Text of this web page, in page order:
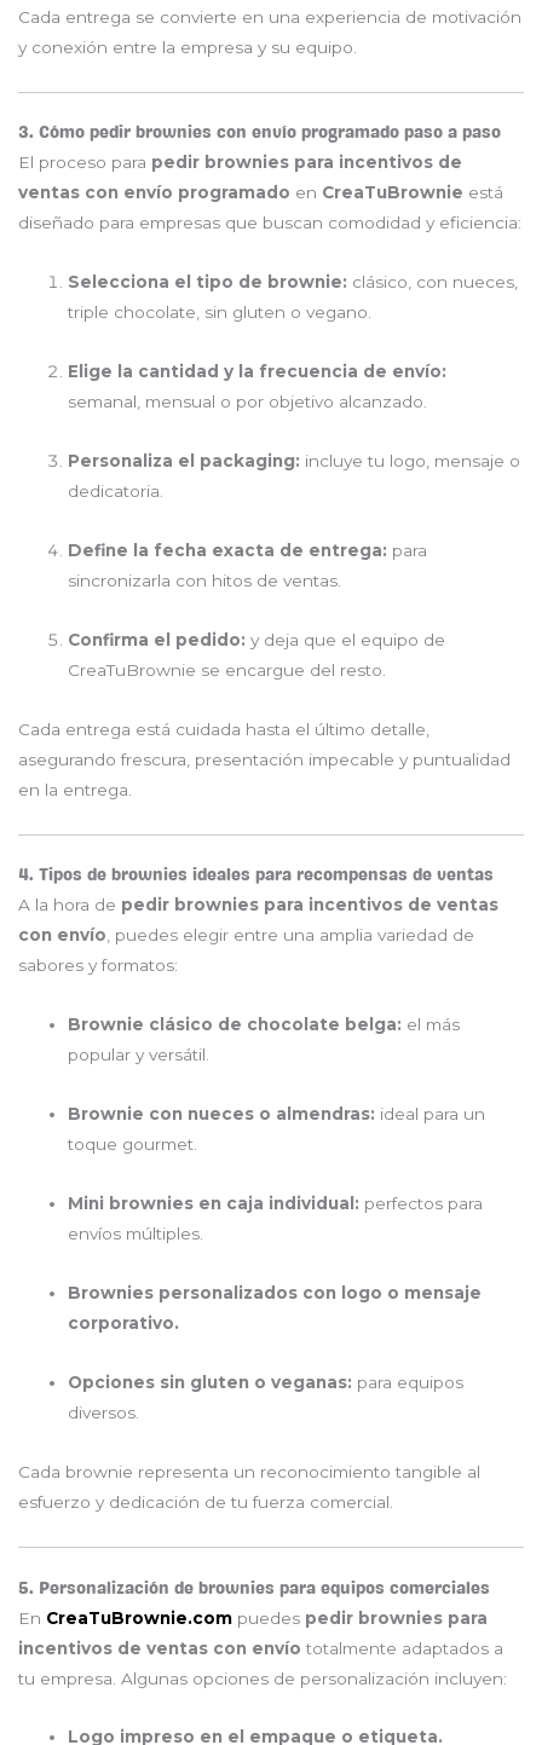
Cada entrega se convierte en una experiencia de motivación
y conexión entre la empresa y su equipo.
3. Cómo pedir brownies con envío programado paso a paso
El proceso para pedir brownies para incentivos de
ventas con envío programado en CreaTuBrownie está
diseñado para empresas que buscan comodidad y eficiencia:
Selecciona el tipo de brownie: clásico, con nueces,
triple chocolate, sin gluten o vegano.
Elige la cantidad y la frecuencia de envío:
semanal, mensual o por objetivo alcanzado.
Personaliza el packaging: incluye tu logo, mensaje o
dedicatoria.
Define la fecha exacta de entrega: para
sincronizarla con hitos de ventas.
Confirma el pedido: y deja que el equipo de
CreaTuBrownie se encargue del resto.
Cada entrega está cuidada hasta el último detalle,
asegurando frescura, presentación impecable y puntualidad
en la entrega.
4. Tipos de brownies ideales para recompensas de ventas
A la hora de pedir brownies para incentivos de ventas
con envío, puedes elegir entre una amplia variedad de
sabores y formatos:
Brownie clásico de chocolate belga: el más
popular y versátil.
Brownie con nueces o almendras: ideal para un
toque gourmet.
Mini brownies en caja individual: perfectos para
envíos múltiples.
Brownies personalizados con logo o mensaje
corporativo.
Opciones sin gluten o veganas: para equipos
diversos.
Cada brownie representa un reconocimiento tangible al
esfuerzo y dedicación de tu fuerza comercial.
5. Personalización de brownies para equipos comerciales
En CreaTuBrownie.com puedes pedir brownies para
incentivos de ventas con envíototalmente adaptados a
tu empresa. Algunas opciones de personalización incluyen:
Logo impreso en el empaque o etiqueta.